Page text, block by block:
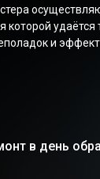
которой удаётся
и
в день